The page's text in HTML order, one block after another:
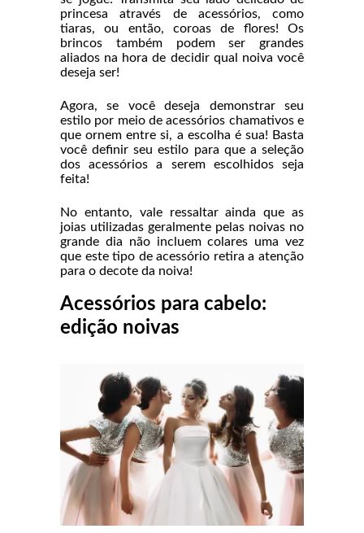
princesa através de acessórios, como
tiaras, ou então, coroas de flores! Os
brincos também podem ser grandes
aliados na hora de decidir qual noiva você
deseja ser!
Agora, se você deseja demonstrar seu
estilo por meio de acessórios chamativos e
que ornem entre si, a escolha é sua! Basta
você definir seu estilo para que a seleção
dos acessórios a serem escolhidos seja
feita!
No entanto, vale ressaltar ainda que as
joias utilizadas geralmente pelas noivas no
grande dia não incluem colares uma vez
que este tipo de acessório retira a atenção
para o decote da noiva!
Acessórios para cabelo:
edição noivas